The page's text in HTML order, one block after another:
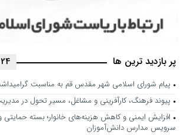
پر بازدید ترین ها 24 ساعت
پیام شورای اسلامی شهر مقدس قم به مناسبت
پیوند فرهنگ، کارآفرینی و مشاغل، مسیر تحول در
افزایش ایمنی و کاهش هزینه‌های خانوار؛ بسته
سرویس مدارس دانش‌آموزان